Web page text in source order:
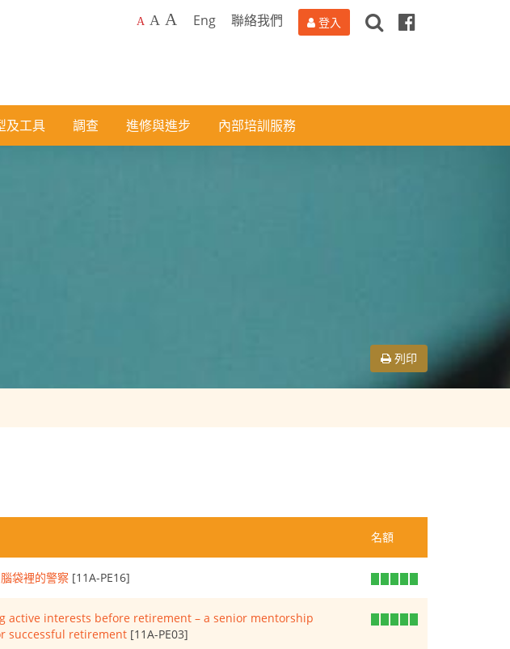
A A A Eng 聯絡我們 登入
搜 Facebook
及工具 調查 進修與進步 內部培訓服務
列印
名額
袋裡的警察 [11A-PE16]
active interests before retirement – a senior mentorship
successful retirement [11A-PE03]